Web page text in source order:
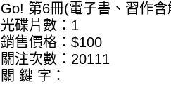
Go! 第6冊(電子書、習作
光碟片數：1
銷售價格：$100
關注次數： 20111
關 鍵 字：